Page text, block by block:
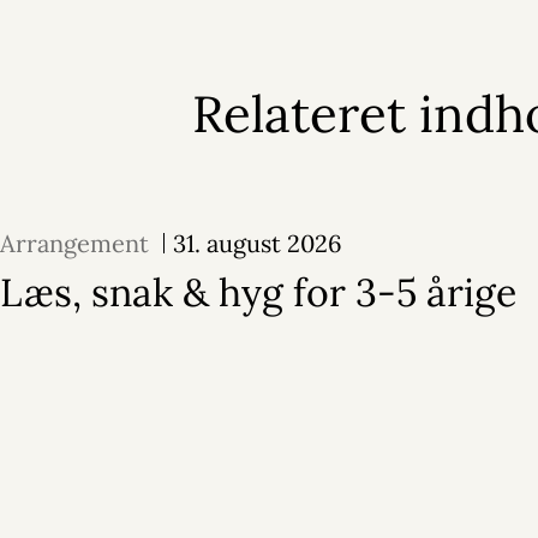
Relateret
Arrangement 31. august 2026
Læs, snak & hyg for 3-5 årige